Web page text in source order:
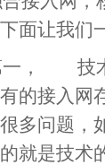
面让我们
一， 技术
的接入网
多问题，
就是技术